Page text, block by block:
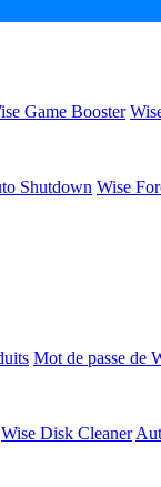
Game Booster
Shutdown Wise
Mot de passe de
Wise Disk Cleaner